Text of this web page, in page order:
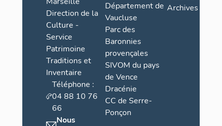
Direction de la
Culture -
Service
Patrimoine
Traditions et
Inventaire
Téléphone :
04 88 10 76
66
Nous
Département de
Vaucluse
Parc des
Baronnies
provençales
SIVOM du pays
de Vence
Dracénie
CC de Serre-
Ponçon
Archives